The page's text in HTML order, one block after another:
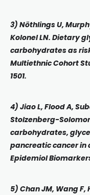
3) Nöthlings U,
Kolonel LN. Dietary
carbohydrates as
Multiethnic Cohort
1501.
4) Jiao L, Flood A,
Stolzenberg-
carbohydrates,
pancreatic cancer in
Epidemiol Biomarkers
5) Chan JM, Wang F,